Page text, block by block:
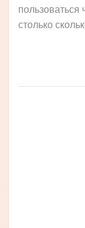
столько